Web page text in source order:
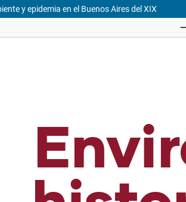
y epidemia en el Buenos Aires del XIX